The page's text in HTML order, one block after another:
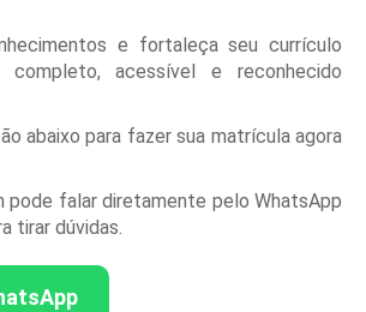
e fortaleça seu currículo
acessível e reconhecido
abaixo para fazer sua matrícula agora
pode falar diretamente pelo WhatsApp
tirar dúvidas.